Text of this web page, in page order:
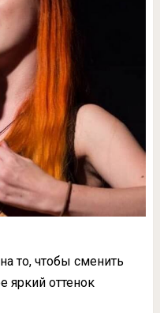
то, чтобы сменить
яркий оттенок